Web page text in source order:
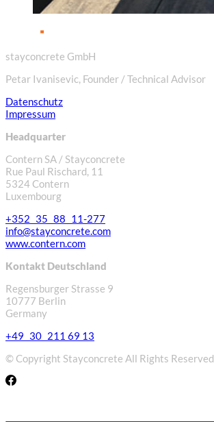
stayconcrete GmbH
Petar Ivanisevic, Founder / Technical Advisor
Datenschutz
Impressum
Headquarter
Contern SA / Stayconcrete
Rue Paul Rischard, 11
5324 Contern
Luxembourg
+352 35 88 11-277
info@stayconcrete.com
www.contern.com
Kontakt Deutschland
Regensburger Strasse 9
10777 Berlin
Germany
+49 30 211 69 13
© Copyright Stayconcrete All Rights Reserved